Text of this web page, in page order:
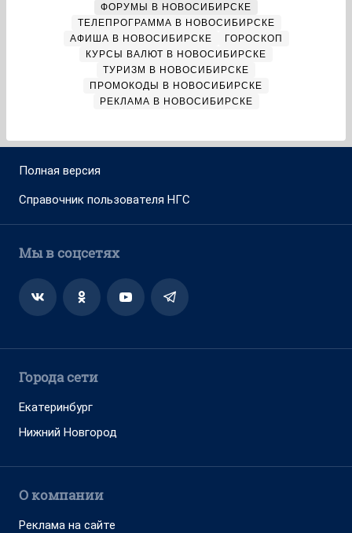
ФОРУМЫ В НОВОСИБИРСКЕ
ТЕЛЕПРОГРАММА В НОВОСИБИРСКЕ
АФИША В НОВОСИБИРСКЕ
ГОРОСКОП
КУРСЫ ВАЛЮТ В НОВОСИБИРСКЕ
ТУРИЗМ В НОВОСИБИРСКЕ
ПРОМОКОДЫ В НОВОСИБИРСКЕ
РЕКЛАМА В НОВОСИБИРСКЕ
Полная версия
Справочник пользователя НГС
Мы в соцсетях
Города сети
Екатеринбург
Нижний Новгород
О компании
Реклама на сайте